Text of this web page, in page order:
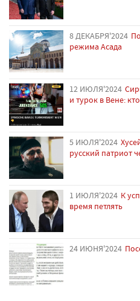
8 ДЕКАБРЯ'2024
режима Асада
12 ИЮЛЯ'2024
и турок в Вене:
5 ИЮЛЯ'2024
русский патриот
1 ИЮЛЯ'2024 К
время петлять
24 ИЮНЯ'2024